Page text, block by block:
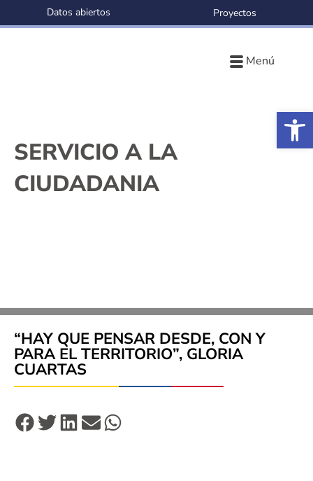
Menú
Datos abiertos Proyectos
SERVICIO A LA
CIUDADANIA
“HAY QUE PENSAR DESDE, CON Y
PARA EL TERRITORIO”, GLORIA
CUARTAS